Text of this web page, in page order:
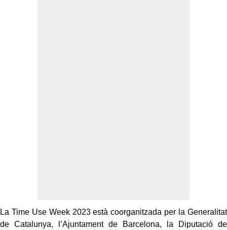
La Time Use Week 2023 està coorganitzada per la Generalitat
de Catalunya, l’Ajuntament de Barcelona, la Diputació de